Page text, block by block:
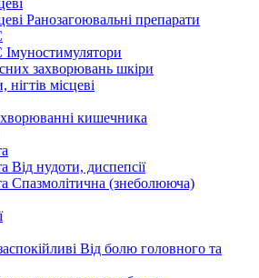
Ранозагоювальні препарати
захворювань шкіри
місцеві
кишечника
Від нудоти, диспепсії
Спазмолітична (знеболююча)
Від болю головного та